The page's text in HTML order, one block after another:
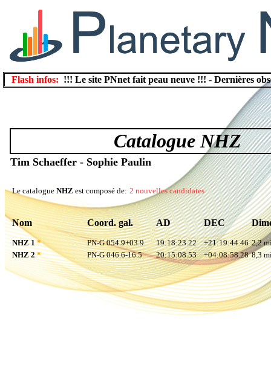
Flash infos: !!! Le site PNnet fait peau neuve !!! - Dernières
Catalogue NHZ
Tim Schaeffer - Sophie Paulin
Le catalogue NHZ est composé de: 2 nouvelles candidates
Nom Coord. gal. AD DEC
NHZ 1* PN-G 054.9+03.9 19:18:23.22 +21:19:44.46 2,2
NHZ 2* PN-G 046.6-16.5 20:15:08.53 +04:08:58.28 8,3